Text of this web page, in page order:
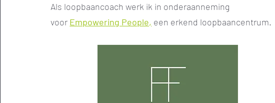
Als loopbaancoach werk ik in onderaanneming
voor Empowering People, een erkend loopbaancentrum.